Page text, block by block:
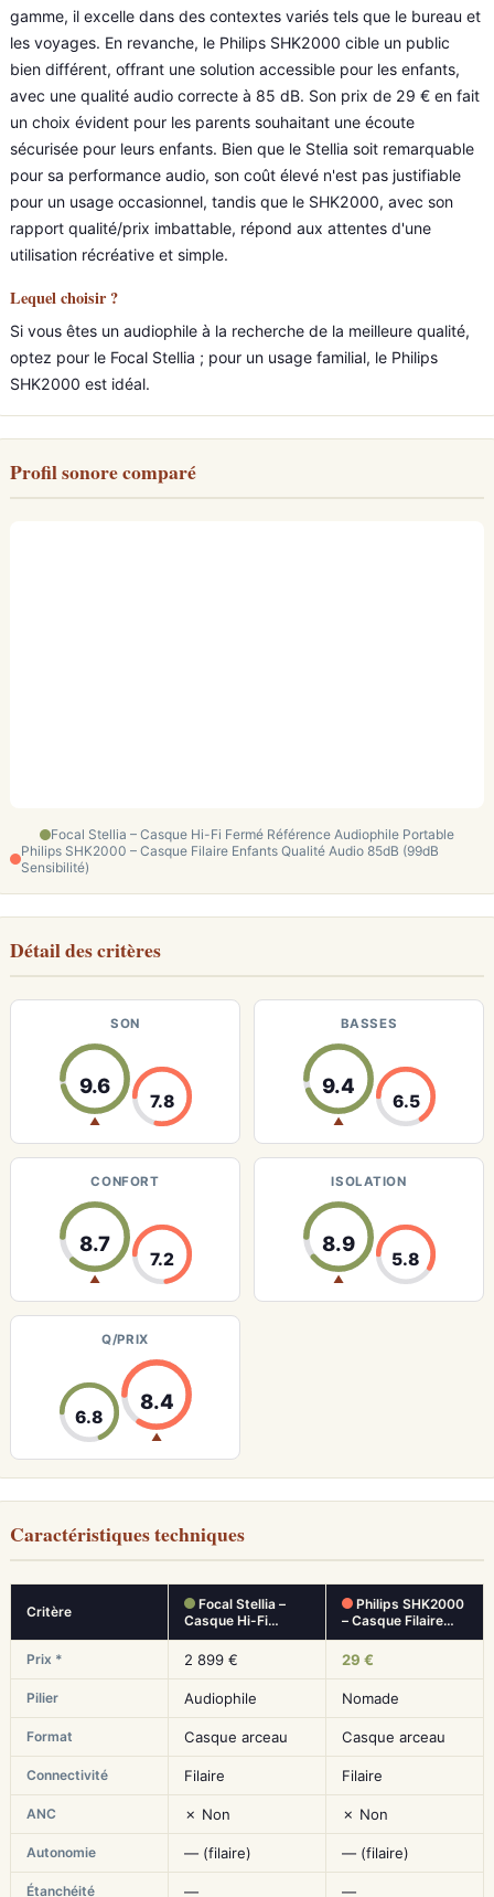
gamme, il excelle dans des contextes variés tels que le bureau et
les voyages. En revanche, le Philips SHK2000 cible un public
bien différent, offrant une solution accessible pour les enfants,
avec une qualité audio correcte à 85 dB. Son prix de 29 € en fait
un choix évident pour les parents souhaitant une écoute
sécurisée pour leurs enfants. Bien que le Stellia soit remarquable
pour sa performance audio, son coût élevé n'est pas justifiable
pour un usage occasionnel, tandis que le SHK2000, avec son
rapport qualité/prix imbattable, répond aux attentes d'une
utilisation récréative et simple.
Lequel choisir ?
Si vous êtes un audiophile à la recherche de la meilleure qualité,
optez pour le Focal Stellia ; pour un usage familial, le Philips
SHK2000 est idéal.
Profil sonore comparé
Focal Stellia – Casque Hi-Fi Fermé Référence Audiophile Portable
Philips SHK2000 – Casque Filaire Enfants Qualité Audio 85dB (99dB
Sensibilité)
Détail des critères
SON
9.6
▲
7.8
BASSES
9.4
▲
6.5
CONFORT
8.7
▲
7.2
ISOLATION
8.9
▲
5.8
Q/PRIX
6.8
8.4
▲
Caractéristiques techniques
Critère
Focal Stellia –
Casque Hi-Fi…
Philips SHK2000
– Casque Filaire…
Prix * 2 899 € 29 €
Pilier Audiophile Nomade
Format Casque arceau Casque arceau
Connectivité Filaire Filaire
ANC ✗ Non ✗ Non
Autonomie — (filaire) — (filaire)
Étanchéité — —